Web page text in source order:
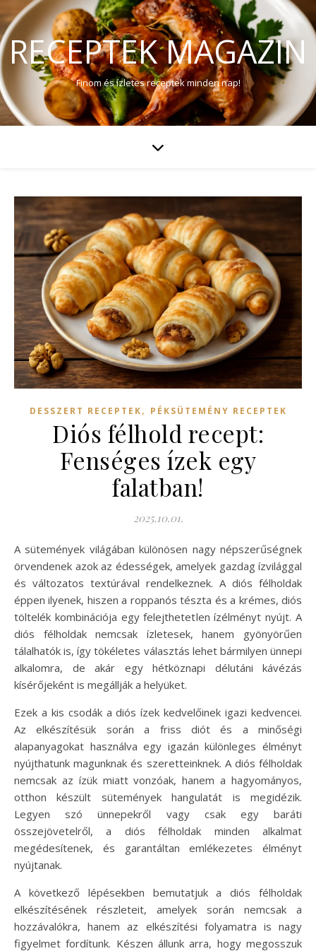
RECEPTEK MAGAZIN
Finom és ízletes receptek minden nap!
DESSZERT RECEPTEK, PÉKSÜTEMÉNY RECEPTEK
Diós félhold recept:
Fenséges ízek egy
falatban!
2025.10.01.
A sütemények világában különösen nagy népszerűségnek
örvendenek azok az édességek, amelyek gazdag ízvilággal
és változatos textúrával rendelkeznek. A diós félholdak
éppen ilyenek, hiszen a roppanós tészta és a krémes, diós
töltelék kombinációja egy felejthetetlen ízélményt nyújt. A
diós félholdak nemcsak ízletesek, hanem gyönyörűen
tálalhatók is, így tökéletes választás lehet bármilyen ünnepi
alkalomra, de akár egy hétköznapi délutáni kávézás
kísérőjeként is megállják a helyüket.
Ezek a kis csodák a diós ízek kedvelőinek igazi kedvencei.
Az elkészítésük során a friss diót és a minőségi
alapanyagokat használva egy igazán különleges élményt
nyújthatunk magunknak és szeretteinknek. A diós félholdak
nemcsak az ízük miatt vonzóak, hanem a hagyományos,
otthon készült sütemények hangulatát is megidézik.
Legyen szó ünnepekről vagy csak egy baráti
összejövetelről, a diós félholdak minden alkalmat
megédesítenek, és garantáltan emlékezetes élményt
nyújtanak.
A következő lépésekben bemutatjuk a diós félholdak
elkészítésének részleteit, amelyek során nemcsak a
hozzávalókra, hanem az elkészítési folyamatra is nagy
figyelmet fordítunk. Készen állunk arra, hogy megosszuk